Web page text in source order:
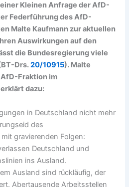
Kleinen Anfrage der AfD-
Federführung des AfD-
Malte Kaufmann zur aktuellen
Auswirkungen auf den
die Bundesregierung viele
Drs.20/10915). Malte
AfD-Fraktion im
dazu:
in Deutschland nicht mehr
des
gravierenden Folgen:
Deutschland und
ins Ausland.
Ausland sind rückläufig, der
Abertausende Arbeitsstellen